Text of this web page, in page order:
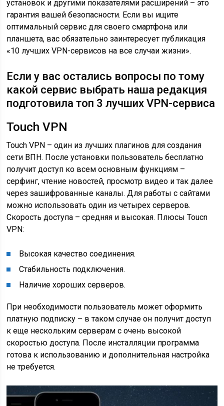
установок и другими показателями расширений – это
гарантия вашей безопасности. Если вы ищите
оптимальный сервис для своего смартфона или
планшета, вас обязательно заинтересует публикация
«10 лучших VPN-сервисов на все случаи жизни».
Если у вас остались вопросы по тому
какой сервис выбрать наша редакция
подготовила топ 3 лучших VPN-сервиса
Touch VPN
Touch VPN – один из лучших плагинов для создания
сети ВПН. После установки пользователь бесплатно
получит доступ ко всем основным функциям –
серфинг, чтение новостей, просмотр видео и так далее
через зашифрованные каналы. Для работы с сайтами
можно использовать один из четырех серверов.
Скорость доступа – средняя и высокая. Плюсы Toucn
VPN:
Высокая качество соединения.
Стабильность подключения.
Наличие хороших серверов.
При необходимости пользователь может оформить
платную подписку – в таком случае он получит доступ
к еще нескольким серверам с очень высокой
скоростью доступа. После инсталляции программа
готова к использованию и дополнительная настройка
не требуется.